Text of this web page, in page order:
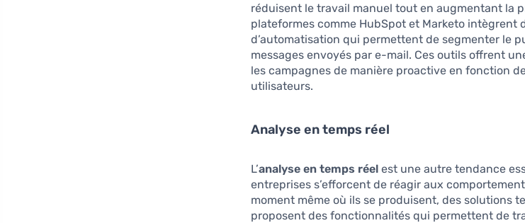
réduisent le travail manuel tout en augmentant la
plateformes comme HubSpot et Marketo intègrent
d’automatisation qui permettent de segmenter le
messages envoyés par e-mail. Ces outils offrent
les campagnes de manière proactive en fonction
utilisateurs.
Analyse en temps réel
L’analyse en temps réel est une autre tendance
entreprises s’efforcent de réagir aux
moment même où ils se produisent, des solutions
proposent des fonctionnalités qui permettent de